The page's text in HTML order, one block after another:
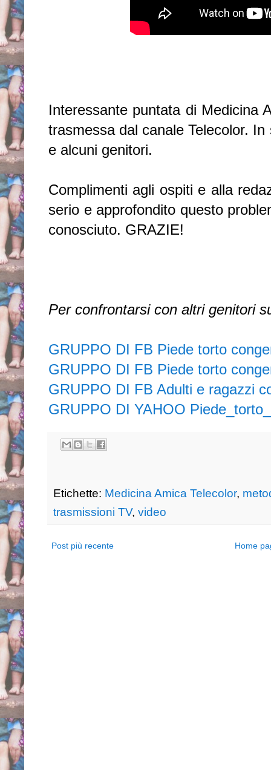
Interessante puntata di Medicina
trasmessa dal canale Telecolor.
e alcuni genitori.
Complimenti agli ospiti e alla
serio e approfondito questo
conosciuto. GRAZIE!
Per confrontarsi con altri genitori
GRUPPO DI FB Piede torto
GRUPPO DI FB Piede torto
GRUPPO DI FB Adulti e ragazzi
GRUPPO DI YAHOO
Etichette: Medicina Amica Telecolor,
trasmissioni TV, video
Post più recente Home